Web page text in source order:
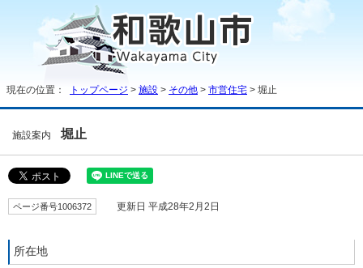
現在の位置： トップページ > 施設 > その他 > 市営住宅 > 堀止
施設案内 堀止
ページ番号1006372 更新日 平成28年2月2日
所在地